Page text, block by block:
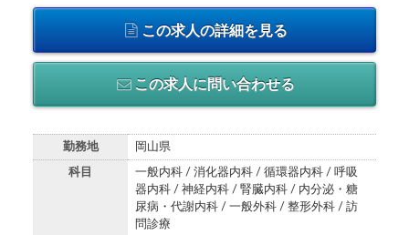
この求人の詳細を見る
この求人に問い合わせる
勤務地 岡山県
科目
一般内科 / 消化器内科 / 循環器内科 / 呼吸
器内科 / 神経内科 / 腎臓内科 / 内分泌・糖
尿病・代謝内科 / 一般外科 / 整形外科 / 訪
問診療